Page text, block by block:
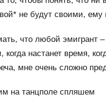
не будут своими, ему
что любой эмигрант
настанет время,
мне очень сложно
на танцполе спляшем